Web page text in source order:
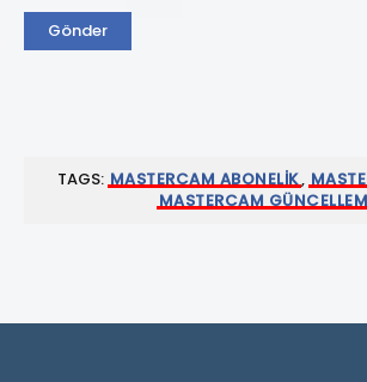
TAGS: MASTERCAM ABONELIK,
MASTERCAM